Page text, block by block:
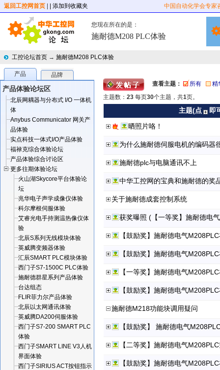
返回工控网首页 | 添加到收藏夹 中国自动化学会专家
您现在所在的是：
施耐德M208 PLC体验
工控论坛首页 → 施耐德M208 PLC体验
产品 品牌
产品体验论坛区
北辰网耦器与分布式 I/O 一体机
体
Anybus Communicator 网关产
品体验
实点科技一体式I/O产品体验
福禄克综合体验论坛
产品体验综合讨论区
更多往期体验论坛
火山湖Skycore平台体验论
坛
兆华电子声学成像仪体验
科尔摩根伺服体验
艾睿光电手持测温热像仪体
验
北辰S系列无线模块体验
英威腾变频器体验
汇辰SMART PLC模块体验
西门子S7-1500C PLC体验
施耐德群星系列产品体验
台达组态
FLIR菲力尔产品体验
北辰以太网通讯体验
英威腾DA200伺服体验
西门子S7-200 SMART PLC
体验
西门子SMART LINE V3人机
界面体验
西门子SIRIUS ACT按钮指示
查看主题： 所有
精
主题数： 23 每页30个主题，共1页。
主题(点
即
晒照片咯！
为什么施耐德伺服电机的编码器
施耐德plc与电脑通讯不上
中华工控网的宝典和施耐德的奖
关于施耐德成套控制系统
【鼓励奖】施耐德电气
【鼓励奖】施耐德电气
【一等奖】施耐德电气
【鼓励奖】施耐德电气
施耐德M218功能块调用疑问
【鼓励奖】 施耐德电气
【二等奖】施耐德电气
【鼓励奖】施耐德电气